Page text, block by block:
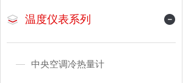
温度仪表系列
中央空调冷热量计